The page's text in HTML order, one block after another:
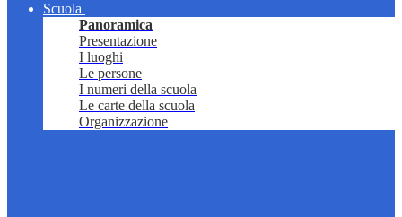
Scuola
Panoramica
Presentazione
I luoghi
Le persone
I numeri della scuola
Le carte della scuola
Organizzazione